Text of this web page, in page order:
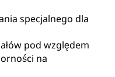
specjalnego dla
pod względem
na